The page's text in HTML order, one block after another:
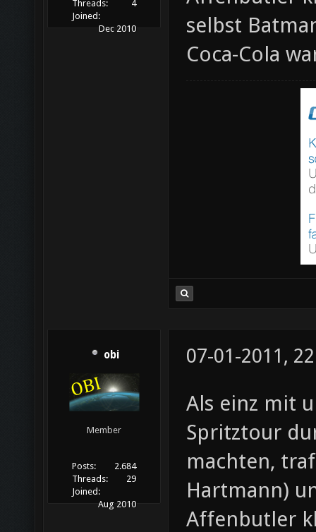
Threads:
4
Joined:
Dec 2010
selbst
Coca-Cola
obi
Member
Posts:
2.684
Threads:
29
Joined:
Aug 2010
07-01-2011,
Als einz mit
Spritztour
machten,
Hartmann)
Affenbutler